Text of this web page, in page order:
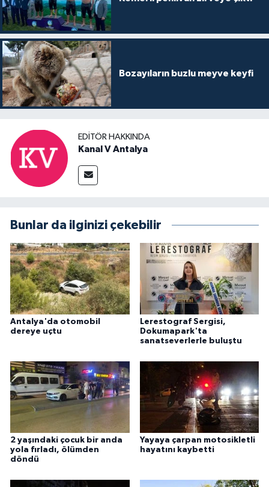
Bozayıların buzlu meyve keyfi
EDITÖR HAKKINDA
Kanal V Antalya
Bunlar da ilginizi çekebilir
Antalya'da otomobil
dereye uçtu
Lerestograf Sergisi,
Dokumapark'ta
sanatseverlerle buluştu
2 yaşındaki çocuk bir anda
yola fırladı, ölümden
döndü
Yayaya çarpan motosikletli
hayatını kaybetti